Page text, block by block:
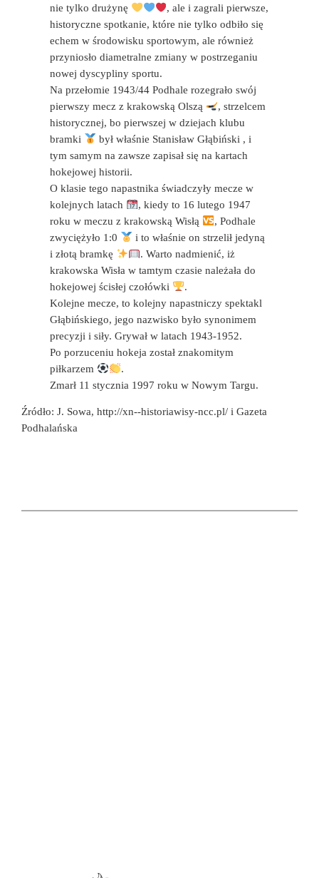
nie tylko drużynę
, ale i zagrali pierwsze,
historyczne spotkanie, które nie tylko odbiło się
echem w środowisku sportowym, ale również
przyniosło diametralne zmiany w postrzeganiu
nowej dyscypliny sportu.
Na przełomie 1943/44 Podhale rozegrało swój
pierwszy mecz z krakowską Olszą
, strzelcem
historycznej, bo pierwszej w dziejach klubu
bramki
był właśnie Stanisław Głąbiński , i
tym samym na zawsze zapisał się na kartach
hokejowej historii.
O klasie tego napastnika świadczyły mecze w
kolejnych latach
, kiedy to 16 lutego 1947
roku w meczu z krakowską Wisłą
, Podhale
zwyciężyło 1:0
i to właśnie on strzelił jedyną
i złotą bramkę
. Warto nadmienić, iż
krakowska Wisła w tamtym czasie należała do
hokejowej ścisłej czołówki
.
Kolejne mecze, to kolejny napastniczy spektakl
Głąbińskiego, jego nazwisko było synonimem
precyzji i siły. Grywał w latach 1943-1952.
Po porzuceniu hokeja został znakomitym
piłkarzem
.
Zmarł 11 stycznia 1997 roku w Nowym Targu.
Źródło: J. Sowa, http://xn--historiawisy-ncc.pl/ i Gazeta
Podhalańska